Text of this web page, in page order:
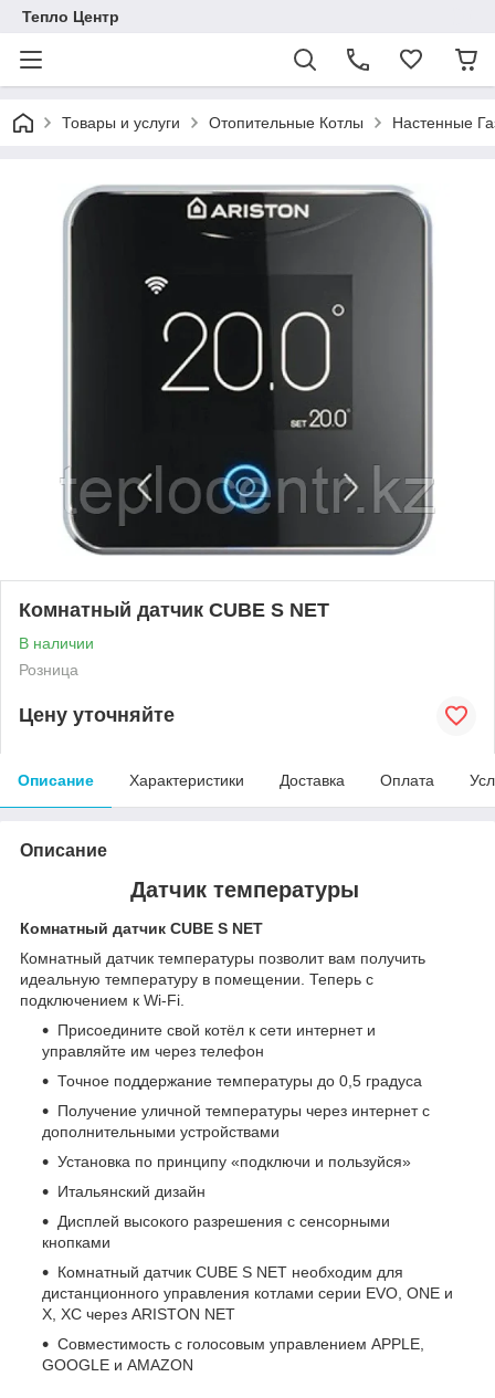
Тепло Центр
Товары и услуги Отопительные Котлы Настенные
Комнатный датчик CUBE S NET
В наличии
Розница
Цену уточняйте
Описание Характеристики Доставка Оплата
Описание
Датчик температуры
Комнатный датчик CUBE S NET
Комнатный датчик температуры позволит вам получить
идеальную температуру в помещении. Теперь с
подключением к Wi-Fi.
Присоедините свой котёл к сети интернет и
управляйте им через телефон
Точное поддержание температуры до 0,5 градуса
Получение уличной температуры через интернет с
дополнительными устройствами
Установка по принципу «подключи и пользуйся»
Итальянский дизайн
Дисплей высокого разрешения с сенсорными
кнопками
Комнатный датчик CUBE S NET необходим для
дистанционного управления котлами серии EVO, ONE и
Х, XC через ARISTON NET
Совместимость с голосовым управлением APPLE,
GOOGLE и AMAZON